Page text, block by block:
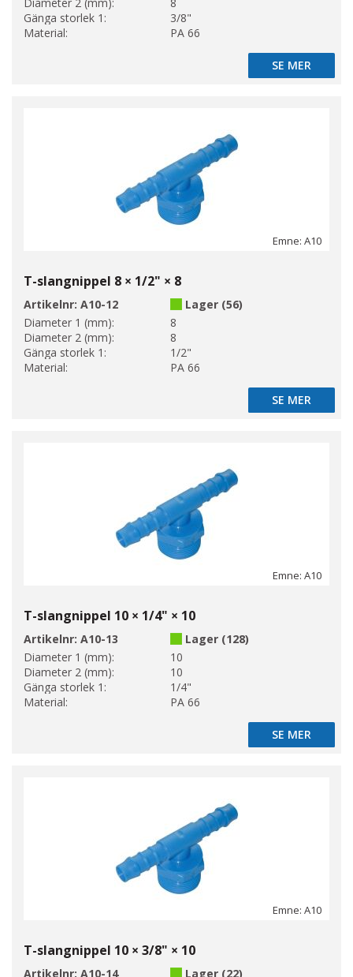
Gänga storlek 1:
3/8"
Material:
PA 66
SE MER
SE MER
Emne: A10
T-slangnippel 8 × 1/2" × 8
Artikelnr: A10-12
Lager (56)
Diameter 1 (mm):
8
Diameter 2 (mm):
8
Gänga storlek 1:
1/2"
Material:
PA 66
SE MER
SE MER
Emne: A10
T-slangnippel 10 × 1/4" × 10
Artikelnr: A10-13
Lager (128)
Diameter 1 (mm):
10
Diameter 2 (mm):
10
Gänga storlek 1:
1/4"
Material:
PA 66
SE MER
SE MER
Emne: A10
T-slangnippel 10 × 3/8" × 10
Artikelnr: A10-14 Lager (22)